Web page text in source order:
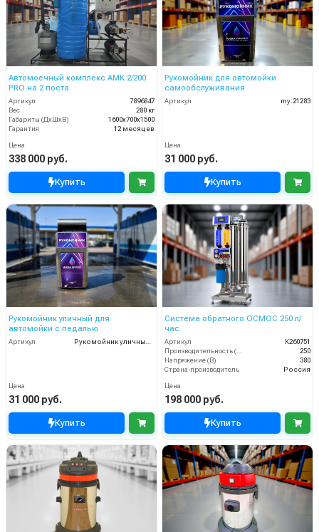
Автомоечный комплекс АМК 2/200
PRO на 2 поста
Артикул
7896847
Вес
280 кг
Габариты (ДхШхВ)
1600х700х1500
Гарантия
12 месяцев
Цена
338 000 руб.
Купить
Рукомойник для автомойки
самообслуживания
Артикул my.21283
Цена
31 000 руб.
Купить
Рукомойник уличный для
автомойки с педалью
Артикул
Цена
31 000 руб.
Купить
Система обратного ОСМОС 250 л/
час
Артикул
К260751
250
Напряжение (В)
380
Страна-производитель
Россия
Цена
198 000 руб.
Купить